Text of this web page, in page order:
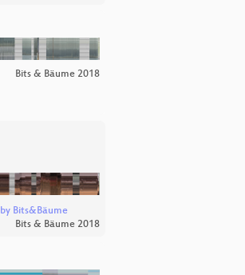
Bits & Bäume 2018
by Bits&Bäume
Bits & Bäume 2018